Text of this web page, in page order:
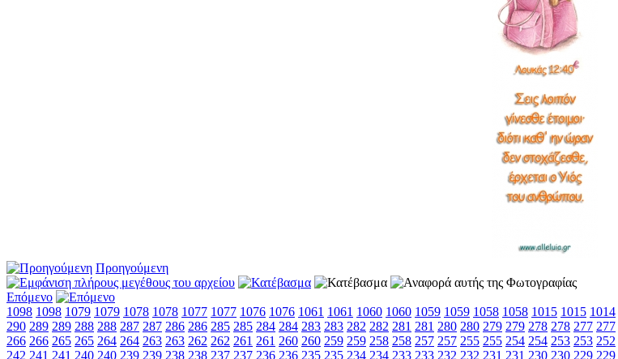
Προηγούμενη
Επόμενο
1098 1098 1079 1079 1078 1078 1077 1077 1076 1076 1061 1061 1060 1060 1059 1059 1058 1058 1015 1015 1014
290 289 289 288 288 287 287 286 286 285 285 284 284 283 283 282 282 281 281 280 280 279 279 278 278 277 277
266 266 265 265 264 264 263 263 262 262 261 261 260 260 259 259 258 258 257 257 255 255 254 254 253 253 252
242 241 241 240 240 239 239 238 238 237 237 236 236 235 235 234 234 233 233 232 232 231 231 230 230 229 229